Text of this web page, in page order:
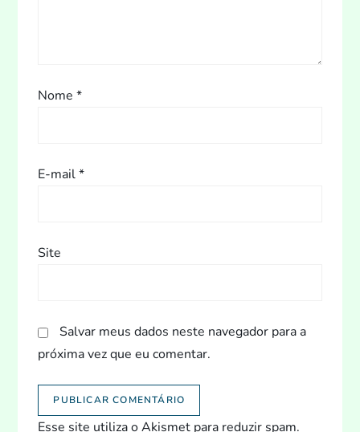
Nome*
E-mail*
Site
Salvar meus dados neste navegador para a
próxima vez que eu comentar.
Esse site utiliza o Akismet para reduzir spam.